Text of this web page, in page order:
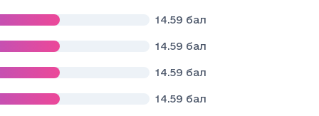
14.59 бал
14.59 бал
14.59 бал
14.59 бал